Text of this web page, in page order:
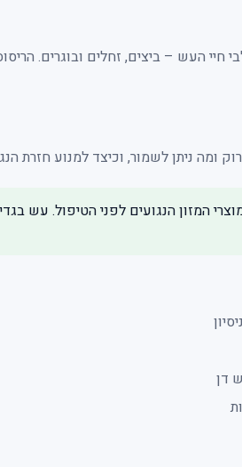
העש – ביצים, זחלים ובוגרים.
ומה ניתן לשמור, וכיצד למנוע חזרת
דן